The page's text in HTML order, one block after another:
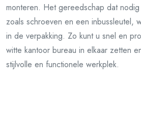
monteren. Het gereedschap dat
zoals schroeven en een inbussleutel,
in de verpakking. Zo kunt u snel en
witte kantoor bureau in elkaar zetten
stijlvolle en functionele werkplek.